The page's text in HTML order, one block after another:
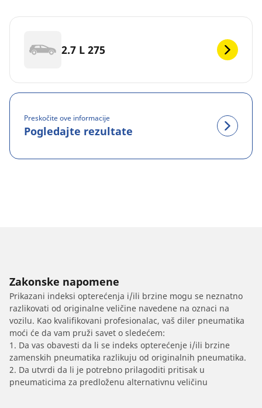
2.7 L 275
Preskočite ove informacije
Pogledajte rezultate
Zakonske napomene
Prikazani indeksi opterećenja i/ili brzine mogu se neznatno
razlikovati od originalne veličine navedene na oznaci na
vozilu. Kao kvalifikovani profesionalac, vaš diler pneumatika
moći će da vam pruži savet o sledećem:
1. Da vas obavesti da li se indeks opterećenje i/ili brzine
zamenskih pneumatika razlikuju od originalnih pneumatika.
2. Da utvrdi da li je potrebno prilagoditi pritisak u
pneumaticima za predloženu alternativnu veličinu